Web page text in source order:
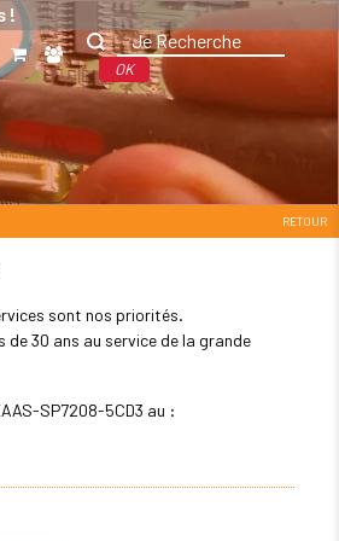
!
OK
RETOUR
sont nos priorités.
30 ans au service de la grande
SP7208-5CD3 au :